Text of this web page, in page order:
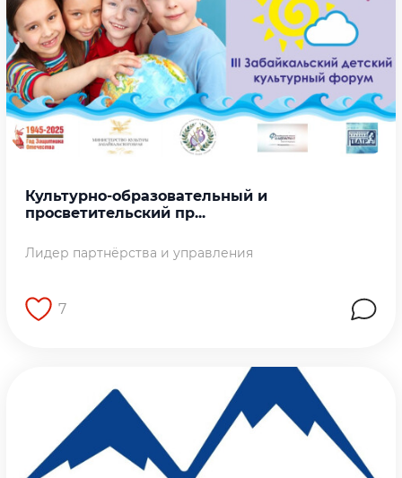
Культурно-образовательный и
просветительский пр...
Лидер партнёрства и управления
7